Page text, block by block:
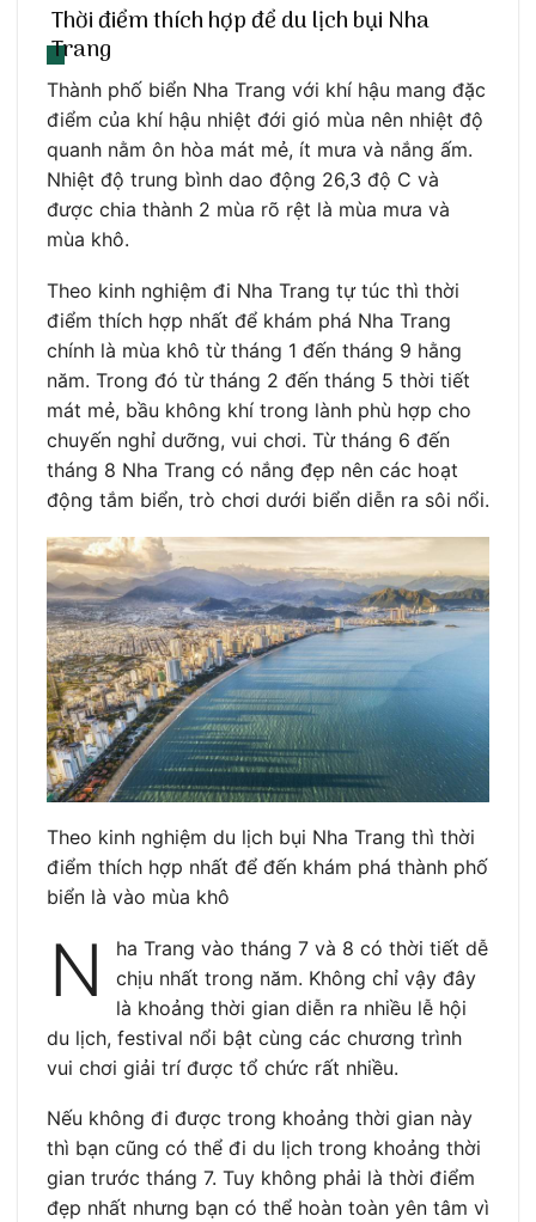
Thời điểm thích hợp để du lịch bụi Nha
Trang
Thành phố biển Nha Trang với khí hậu mang đặc
điểm của khí hậu nhiệt đới gió mùa nên nhiệt độ
quanh nằm ôn hòa mát mẻ, ít mưa và nắng ấm.
Nhiệt độ trung bình dao động 26,3 độ C và
được chia thành 2 mùa rõ rệt là mùa mưa và
mùa khô.
Theo kinh nghiệm đi Nha Trang tự túc thì thời
điểm thích hợp nhất để khám phá Nha Trang
chính là mùa khô từ tháng 1 đến tháng 9 hằng
năm. Trong đó từ tháng 2 đến tháng 5 thời tiết
mát mẻ, bầu không khí trong lành phù hợp cho
chuyến nghỉ dưỡng, vui chơi. Từ tháng 6 đến
tháng 8 Nha Trang có nắng đẹp nên các hoạt
động tắm biển, trò chơi dưới biển diễn ra sôi nổi.
Theo kinh nghiệm du lịch bụi Nha Trang thì thời
điểm thích hợp nhất để đến khám phá thành phố
biển là vào mùa khô
N
ha Trang vào tháng 7 và 8 có thời tiết dễ
chịu nhất trong năm. Không chỉ vậy đây
là khoảng thời gian diễn ra nhiều lễ hội
du lịch, festival nổi bật cùng các chương trình
vui chơi giải trí được tổ chức rất nhiều.
Nếu không đi được trong khoảng thời gian này
thì bạn cũng có thể đi du lịch trong khoảng thời
gian trước tháng 7. Tuy không phải là thời điểm
đẹp nhất nhưng bạn có thể hoàn toàn yên tâm vì